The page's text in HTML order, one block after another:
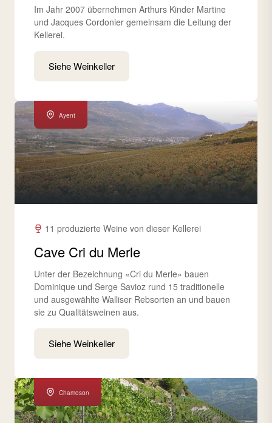
Im Jahr 2007 übernehmen Arthurs Kinder Martine
und Jacques Cordonier gemeinsam die Leitung der
Kellerei.
Siehe Weinkeller
Ayent
11 produzierte Weine von dieser Kellerei
Cave Cri du Merle
Unter der Bezeichnung «Cri du Merle» bauen
Dominique und Serge Savioz rund 15 traditionelle
und ausgewählte Walliser Rebsorten an und bauen
sie zu Qualitätsweinen aus.
Siehe Weinkeller
Chamoson